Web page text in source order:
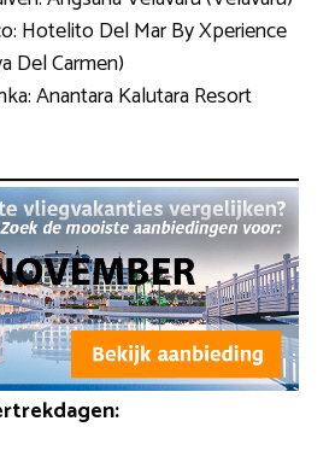
Hotelito Del Mar By Xperience
Del Carmen)
Anantara Kalutara Resort